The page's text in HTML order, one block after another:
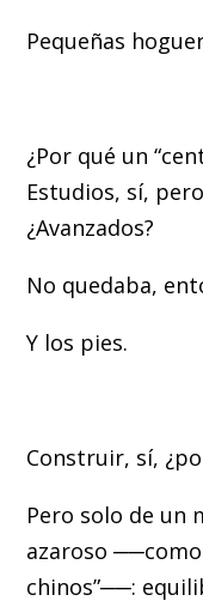
Pequeñas
¿Por qué un
Estudios, sí,
¿Avanzados?
No quedaba,
Y los pies.
Construir, sí,
Pero solo de un
azaroso
chinos”──: